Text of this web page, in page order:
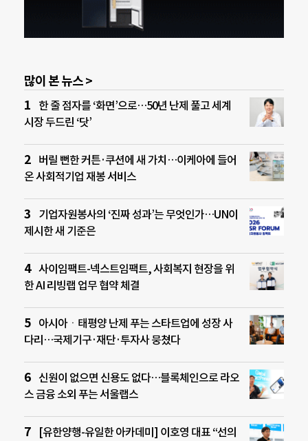
많이 본 뉴스 >
한 줄 점자를 ‘화면’으로…50년 난제 풀고 세계
시장 두드린 ‘닷’
버릴 뻔한 커튼·쿠션에 새 가치…이케아에 들어
온 사회적기업 재봉 서비스
기업자원봉사의 ‘진짜 성과’는 무엇인가…UN이
제시한 새 기준은
사이임팩트-넥스트임팩트, 사회복지 현장을 위
한 AI 리빙랩 업무 협약 체결
아시아ㆍ태평양 난제 푸는 스타트업에 성장 사
다리…국제기구·재단·투자사 뭉쳤다
신원이 없으면 신용도 없다…블록체인으로 라오
스 금융 소외 푸는 서울랩스
[유한양행-유일한 아카데미] 이호영 대표 “선의